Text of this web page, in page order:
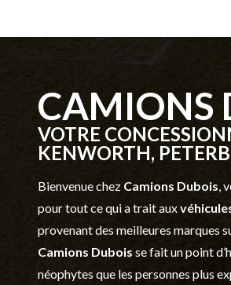
CAMIONS
VOTRE
KENWORTH,
Bienvenue chez Camions Dubois,
pour tout ce qui a trait aux
provenant des meilleures marques
Camions Dubois se fait un point
néophytes que les personnes plus